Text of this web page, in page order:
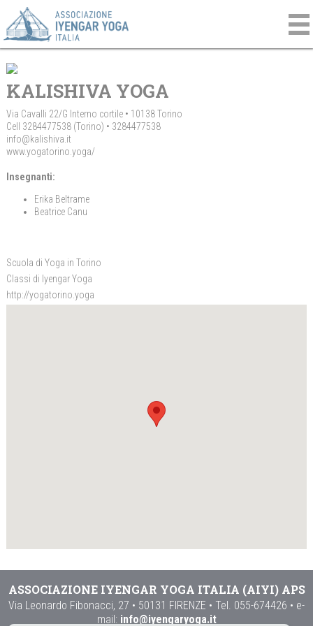
KALISHIVA YOGA
Via Cavalli 22/G Interno cortile • 10138 Torino
Cell 3284477538 (Torino) • 3284477538
info@kalishiva.it
www.yogatorino.yoga/
Insegnanti:
Erika Beltrame
Beatrice Canu
Scuola di Yoga in Torino
Classi di Iyengar Yoga
http://yogatorino.yoga
ASSOCIAZIONE IYENGAR YOGA ITALIA (AIYI) APS
Via Leonardo Fibonacci, 27 • 50131 FIRENZE • Tel. 055-674426 • e-
mail: info@iyengaryoga.it